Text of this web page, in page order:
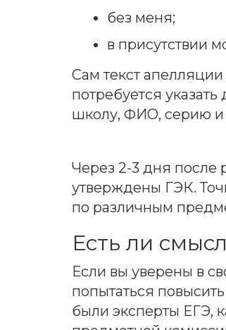
без меня;
в присутствии
Сам текст
потребуется
школу, ФИО, серию и
Через 2-3 дня после
утверждены ГЭК.
по различным
Есть ли
Если вы уверены в
попытаться
были эксперты ЕГЭ,